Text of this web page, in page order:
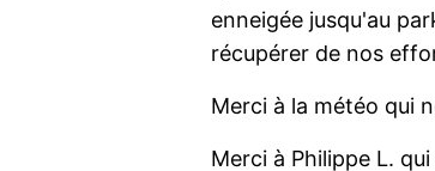
enneigée jusqu'au
récupérer de nos
Merci à la météo qui
Merci à Philippe L.